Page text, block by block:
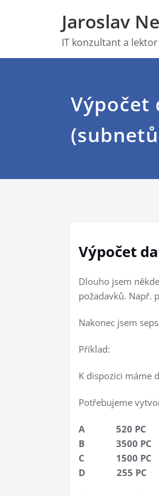
Jaroslav
IT konzultant a
Výpočet
Výpočet
Dlouho jsem
požadavků. Např.
Nakonec jsem
Příklad:
K dispozici máme
Potřebujeme
A 520 PC
B 3500 PC
C 1500 PC
D 255 PC